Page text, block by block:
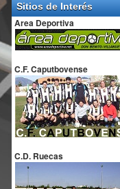
Sitios de Interés
Area Deportiva
C.F. Caputbovense
C.D. Ruecas